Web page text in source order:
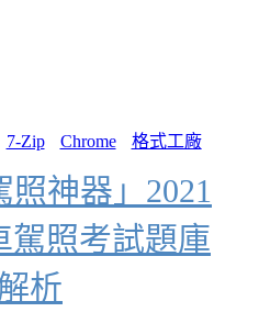
7-Zip Chrome 格式工廠
照神器」2021
駕照考試題庫
析